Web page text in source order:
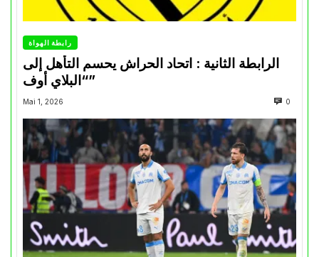
رابطة الهواة
الرابطة الثانية : اتحاد الحراش يحسم التأهل إلى
“البلاي أوف”
Mai 1, 2026 0